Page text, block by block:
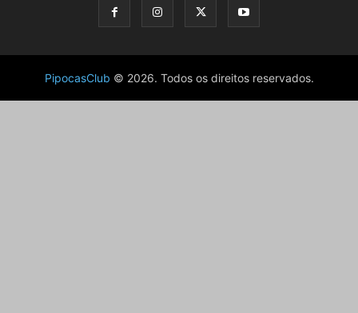
PipocasClub © 2026. Todos os direitos reservados.